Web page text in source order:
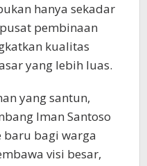
hanya sekadar
pembinaan
kualitas
yang lebih luas.
yang santun,
Iman Santoso
bagi warga
visi besar,